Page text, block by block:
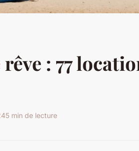
: 77
5 min de lecture